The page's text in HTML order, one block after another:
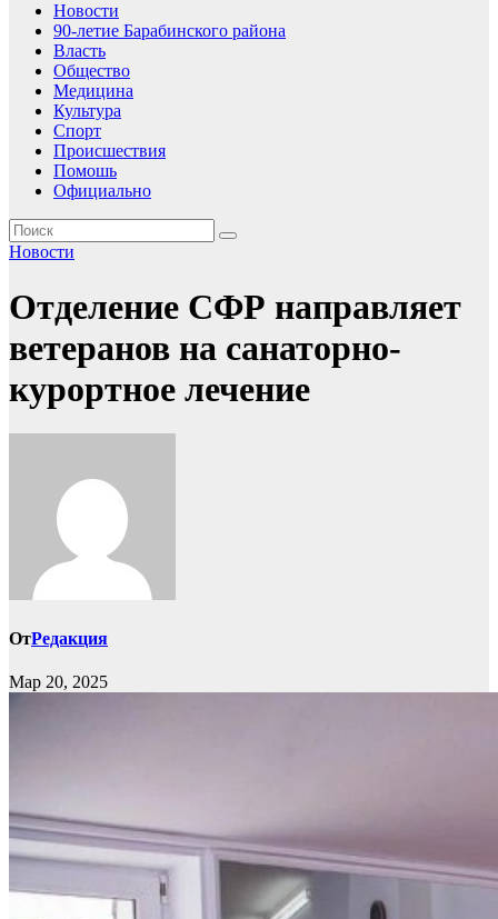
Новости
90-летие Барабинского района
Власть
Общество
Медицина
Культура
Спорт
Происшествия
Помошь
Официально
Новости
Отделение СФР направляет
ветеранов на санаторно-
курортное лечение
ОтРедакция
Мар 20, 2025